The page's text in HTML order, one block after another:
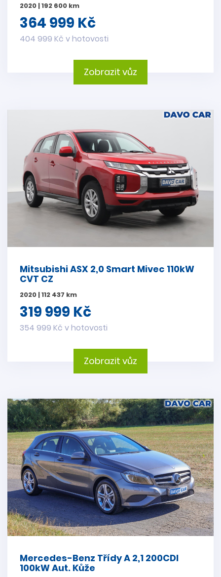
2020 | 192 600 km
364 999 Kč
404 999 Kč v hotovosti
Zobrazit vůz
Mitsubishi ASX 2,0 Smart Mivec 110kW
CVT CZ
2020 | 112 437 km
319 999 Kč
354 999 Kč v hotovosti
Zobrazit vůz
Mercedes-Benz Třídy A 2,1 200CDI
100kW Aut. Kůže